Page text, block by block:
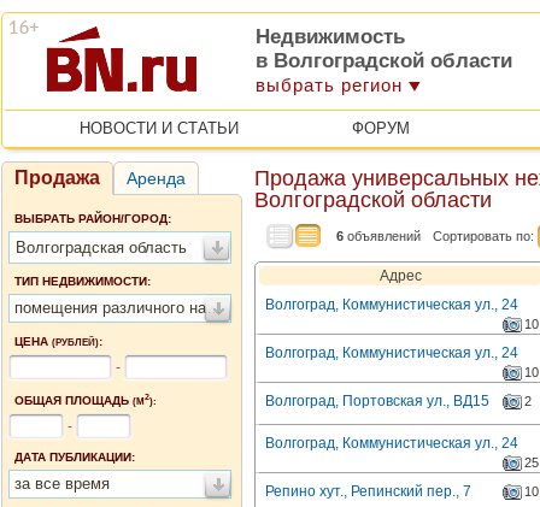
Недвижимость
в Волгоградской области
выбрать регион
НОВОСТИ И СТАТЬИ ФОРУМ
Продажа Аренда
ВЫБРАТЬ РАЙОН/ГОРОД:
Волгоградская область
ТИП НЕДВИЖИМОСТИ:
помещения различного назначения
ЦЕНА (РУБЛЕЙ):
-
ОБЩАЯ ПЛОЩАДЬ (М2):
-
ДАТА ПУБЛИКАЦИИ:
за все время
Продажа универсальных
Волгоградской области
6 объявлений Сортировать по:
Адрес
Волгоград, Коммунистическая ул., 24
10
Волгоград, Коммунистическая ул., 24
10
Волгоград, Портовская ул., ВД15 2
Волгоград, Коммунистическая ул., 24
25
Репино хут., Репинский пер., 7 10